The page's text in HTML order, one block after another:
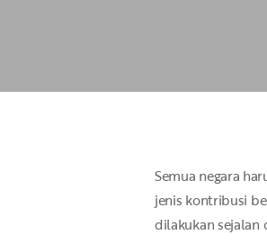
Semua negara
jenis kontribusi
dilakukan sejalan